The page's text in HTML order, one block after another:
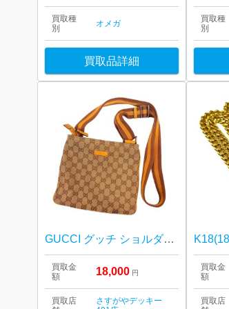
買取種
別
オメガ
買取品詳細
買取種
別
GUCCI グッチ ショルダーバッグ
買取金
額
18,000 円
買取店
さすがやデッキー
買取金
額
買取店